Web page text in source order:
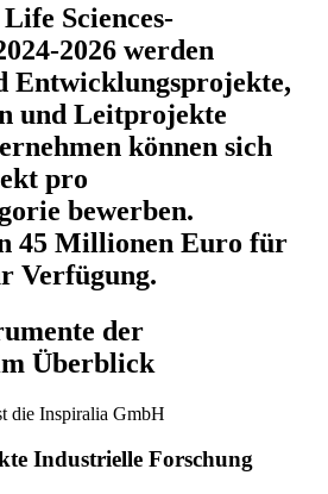
Sciences-
2026 werden
Entwicklungsprojekte,
und Leitprojekte
können sich
pro
bewerben.
45 Millionen Euro für
Verfügung.
der
Überblick
Industrielle Forschung